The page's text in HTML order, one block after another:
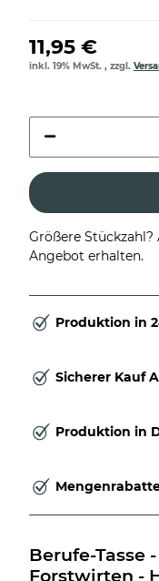
11,95 €
inkl. 19% MwSt. , zzgl.
Größere
Angebot erhalten.
Produktion in
Sicherer Kauf
Produktion in
Berufe-Tasse
Forstwirten -